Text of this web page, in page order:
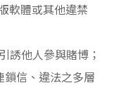
軟體或其他違禁
誘他人參與賭博；
信、違法之多層